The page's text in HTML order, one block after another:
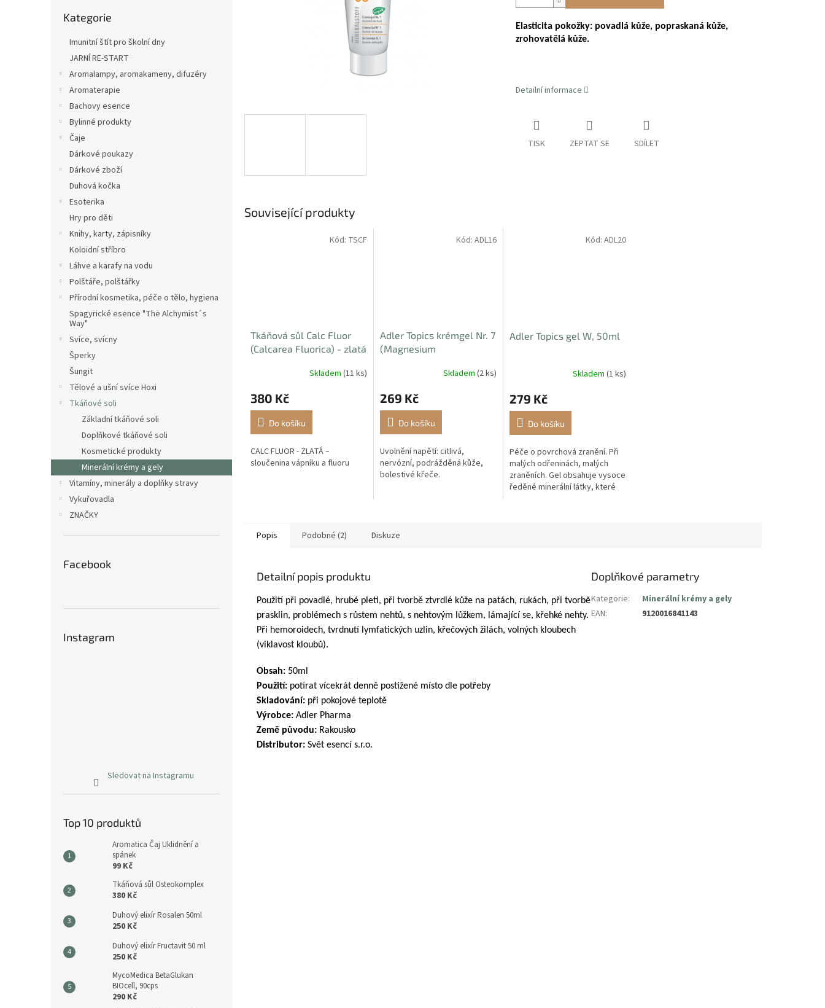
kategorie
Kategorie
Imunitní štít pro školní dny
JARNÍ RE-START
Aromalampy, aromakameny, difuzéry
Aromaterapie
Bachovy esence
Bylinné produkty
Čaje
Dárkové poukazy
Dárkové zboží
Duhová kočka
Esoterika
Hry pro děti
Knihy, karty, zápisníky
Koloidní stříbro
Láhve a karafy na vodu
Polštáře, polštářky
Přírodní kosmetika, péče o tělo, hygiena
Spagyrické esence "The Alchymist´s
Way"
Svíce, svícny
Šperky
Šungit
Tělové a ušní svíce Hoxi
Tkáňové soli
Základní tkáňové soli
Doplňkové tkáňové soli
Kosmetické produkty
Minerální krémy a gely
Vitamíny, minerály a doplňky stravy
Vykuřovadla
ZNAČKY
Facebook
Instagram
Sledovat na Instagramu
Top 10 produktů
Aromatica Čaj Uklidnění a
spánek
99 Kč
Tkáňová sůl Osteokomplex
380 Kč
Duhový elixír Rosalen 50ml
250 Kč
Duhový elixír Fructavit 50 ml
250 Kč
MycoMedica BetaGlukan
BIOcell, 90cps
290 Kč
Elasticita pokožky: povadlá kůže, popraskaná kůže,
zrohovatělá kůže.
Detailní informace
TISK ZEPTAT SE SDÍLET
Související produkty
Tkáňová sůl Calc Fluor
(Calcarea Fluorica) - zlatá
Skladem (11 ks)
380 Kč
Do košíku
CALC FLUOR - ZLATÁ –
sloučenina vápníku a fluoru
Kód: TSCF
Adler Topics krémgel Nr. 7
(Magnesium
Skladem (2 ks)
269 Kč
Do košíku
Uvolnění napětí: citlivá,
nervózní, podrážděná kůže,
bolestivé křeče.
Kód: ADL16
Adler Topics gel W, 50ml
Skladem(1 ks)
279 Kč
Do košíku
Péče o povrchová zranění. Při
malých odřeninách, malých
zraněních. Gel obsahuje vysoce
ředěné minerální látky, které
Kód:ADL20
Popis Podobné (2) Diskuze
Detailní popis produktu
Použití při povadlé, hrubé pleti, při tvorbě ztvrdlé kůže na patách, rukách, při tvorbě
prasklin, problémech s růstem nehtů, s nehtovým lůžkem, lámající se, křehké nehty.
Při hemoroidech, tvrdnutí lymfatických uzlin, křečových žilách, volných kloubech
(viklavost kloubů).
Obsah: 50ml
Použití: potírat vícekrát denně postižené místo dle potřeby
Skladování: při pokojové teplotě
Výrobce: Adler Pharma
Země původu: Rakousko
Distributor: Svět esencí s.r.o.
Doplňkové parametry
Kategorie:
Minerální krémy a gely
EAN: 9120016841143